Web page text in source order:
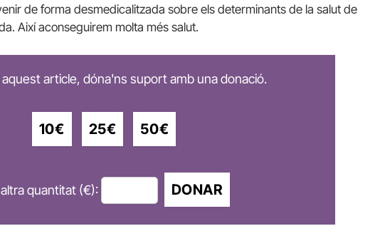
de forma desmedicalitzada sobre els determinants de la salut de
Així aconseguirem molta més salut.
article, dóna'ns suport amb una donació.
10€ 25€ 50€
quantitat (€): DONAR